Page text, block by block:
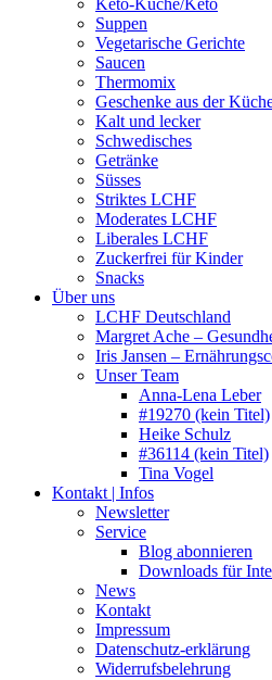
Keto-Küche/Keto
Suppen
Vegetarische Gerichte
Saucen
Thermomix
Geschenke aus der
Kalt und lecker
Schwedisches
Getränke
Süsses
Striktes LCHF
Moderates LCHF
Liberales LCHF
Zuckerfrei für Kinder
Snacks
Über uns
LCHF Deutschland
Margret Ache –
Iris Jansen –
Unser Team
Anna-Lena Leber
#19270 (kein Titel)
Heike Schulz
#36114 (kein Titel)
Tina Vogel
Kontakt | Infos
Newsletter
Service
Blog abonnieren
Downloads für
News
Kontakt
Impressum
Datenschutz-erklärung
Widerrufsbelehrung